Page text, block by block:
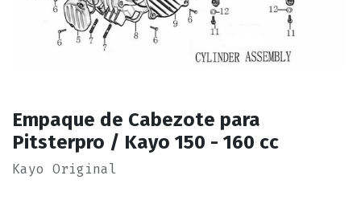
Empaque de Cabezote para
Pitsterpro / Kayo 150 - 160 cc
Kayo Original